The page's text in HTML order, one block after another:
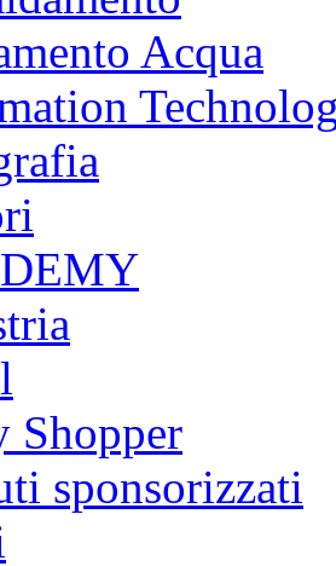
Acqua
Shopper
sponsorizzati